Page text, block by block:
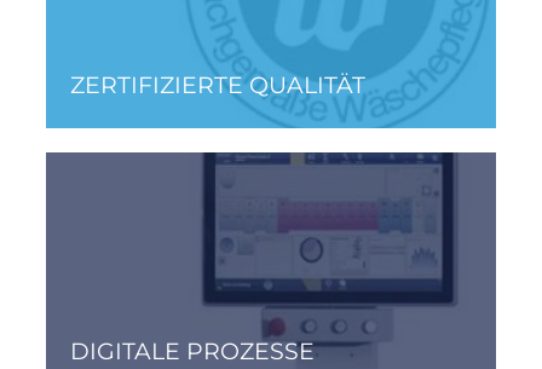
ZERTIFIZIERTE QUALITÄT
DIGITALE PROZESSE